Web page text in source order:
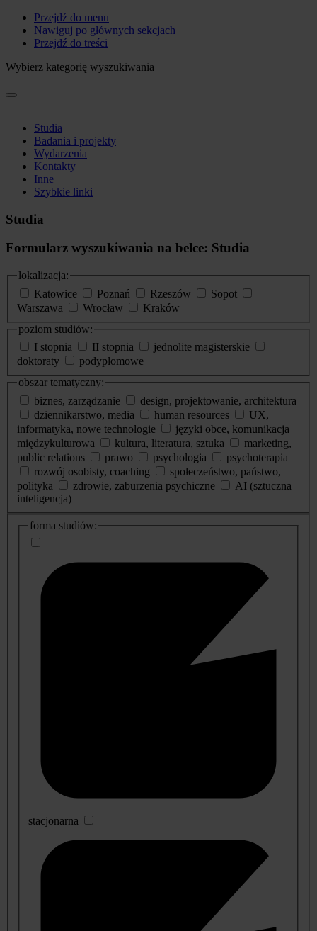
Przejdź do menu
Nawiguj po głównych sekcjach
Przejdź do treści
Wybierz kategorię wyszukiwania
Studia
Badania i projekty
Wydarzenia
Kontakty
Inne
Szybkie linki
Studia
Formularz wyszukiwania na belce: Studia
lokalizacja:
Katowice
Poznań Rzeszów
Sopot
Warszawa
Wrocław
Kraków
poziom studiów:
I stopnia
II stopnia
jednolite magisterskie
doktoraty
podyplomowe
obszar tematyczny:
biznes, zarządzanie
design, projektowanie, architektura
dziennikarstwo, media
human resources
UX,
informatyka, nowe technologie
języki obce, komunikacja
międzykulturowa
kultura, literatura, sztuka
marketing,
public relations
prawo psychologia
psychoterapia
rozwój osobisty, coaching
społeczeństwo, państwo,
polityka
zdrowie, zaburzenia psychiczne
AI (sztuczna
inteligencja)
dodatkowe
informacje
forma studiów:
stacjonarna